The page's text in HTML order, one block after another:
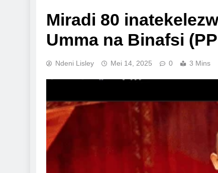
Miradi 80
Umma na Binafsi
Ndeni Lisley Mei 14, 2025 0 3 Mins